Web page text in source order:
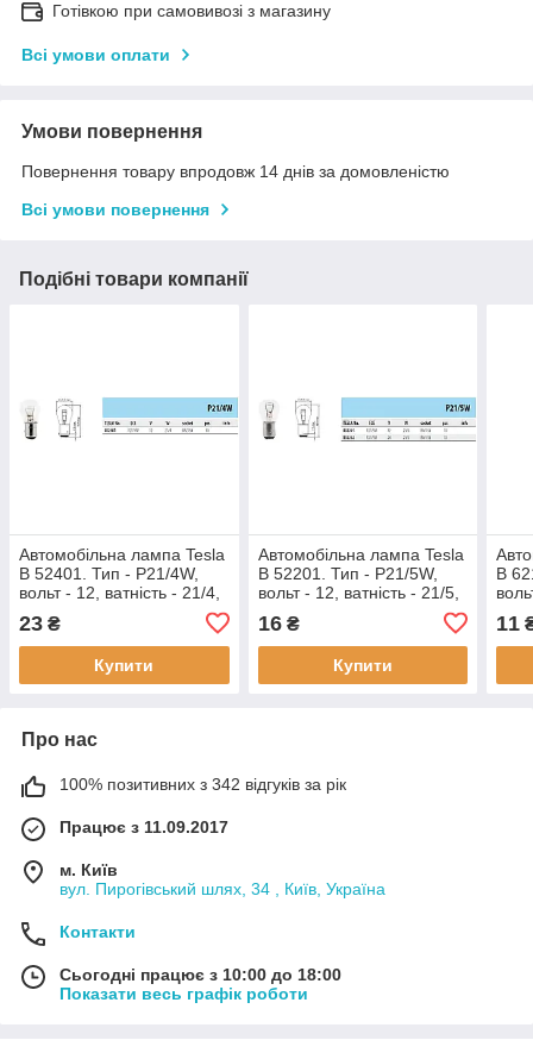
Готівкою при самовивозі з магазину
Всі умови оплати
Умови повернення
Повернення товару впродовж 14 днів за домовленістю
Всі умови повернення
Подібні товари компанії
Автомобільна лампа Tesla
B 52401. Тип - P21/4W,
вольт - 12, ватність - 21/4,
23 ₴
Купити
Автомобільна лампа Tesla
B 52201. Тип - P21/5W,
вольт - 12, ватність - 21/5,
16₴
Купити
B
11
Про нас
100% позитивних з 342 відгуків за рік
Працює з 11.09.2017
м. Київ
вул. Пирогівський шлях, 34 , Київ, Україна
Контакти
Сьогодні працює з 10:00 до 18:00
Показати весь графік роботи